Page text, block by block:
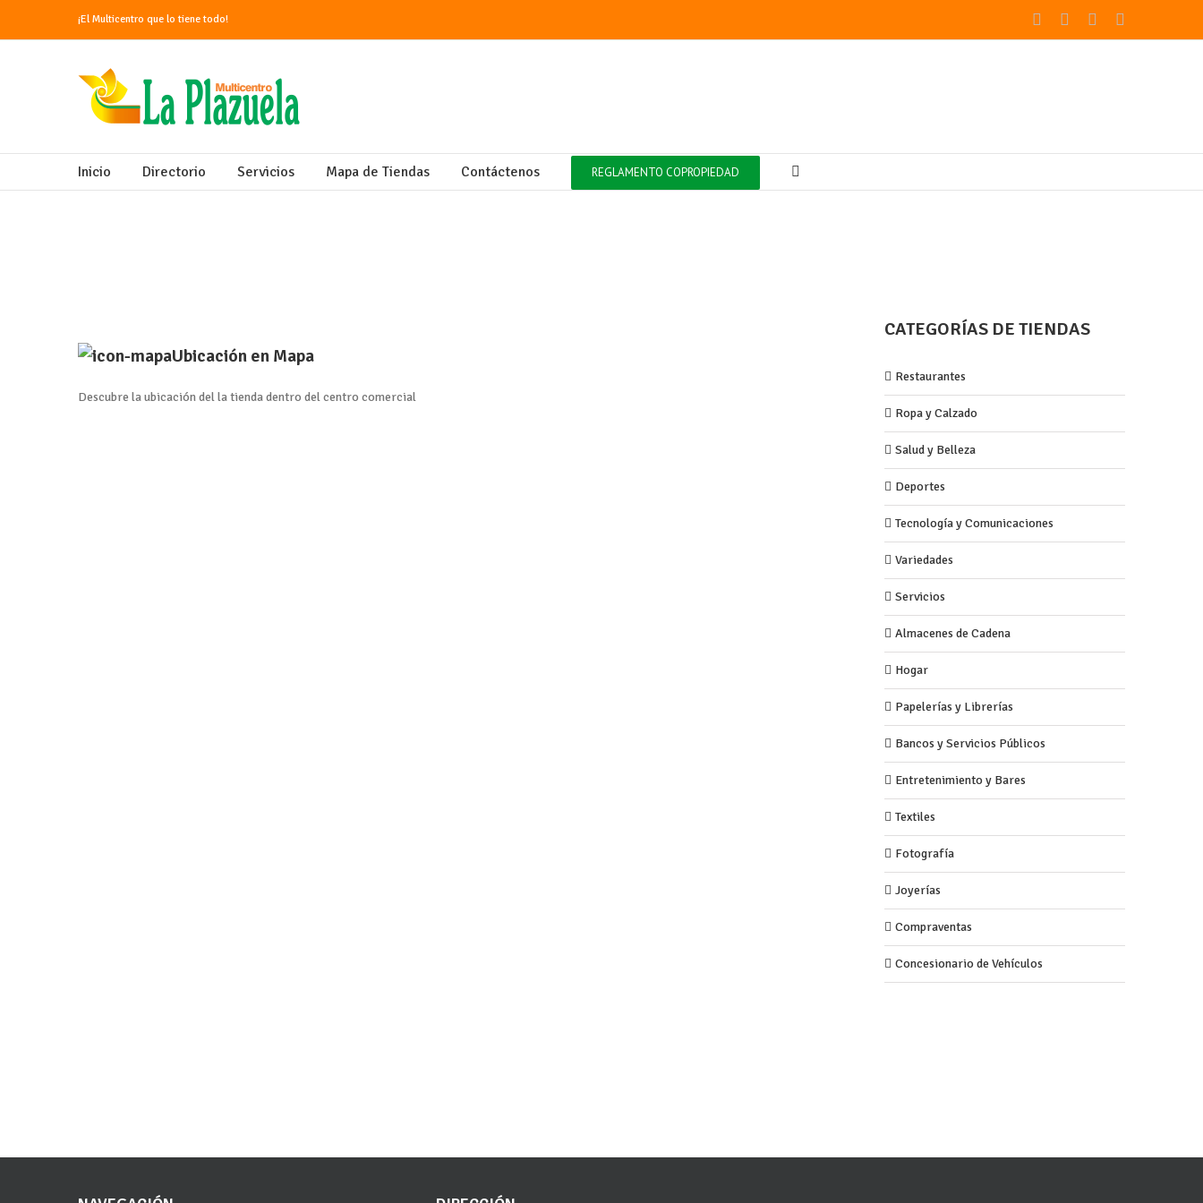
¡El Multicentro que lo tiene todo! Facebook
TwitterYoutube
Inicio Directorio Servicios Mapa de Tiendas Contáctenos REGLAMENTO COPROPIEDAD
Ubicación en Mapa
Descubre la ubicación del la tienda dentro del centro comercial
CATEGORÍAS DE TIENDAS
Restaurantes
Ropa y Calzado
Salud y Belleza
Deportes
Tecnología y Comunicaciones
Variedades
Servicios
Almacenes de Cadena
Hogar
Papelerías y Librerías
Bancos y Servicios Públicos
Entretenimiento y Bares
Textiles
Fotografía
Joyerías
Compraventas
Concesionario de Vehículos